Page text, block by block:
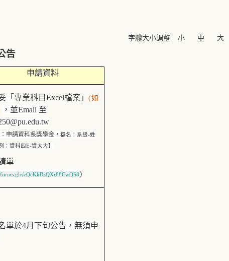
字體大小調整 小 中 大
告
申請資料
「 專業科目Excel檔案」 (如
，並Email 至
：申請資科系獎學金 ， 檔名：系級-姓
：資科四E-資大大】
單
zQcKkBzQXr88CwQS8)
單於4月下旬公告，無須申